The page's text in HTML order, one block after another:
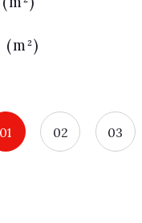
01 02 03